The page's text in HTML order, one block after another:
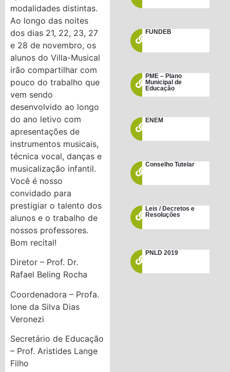
modalidades distintas.
Ao longo das noites
dos dias 21, 22, 23, 27
e 28 de novembro, os
alunos do Villa-Musical
irão compartilhar com
pouco do trabalho que
vem sendo
desenvolvido ao longo
do ano letivo com
apresentações de
instrumentos musicais,
técnica vocal, danças e
musicalização infantil.
Você é nosso
convidado para
prestigiar o talento dos
alunos e o trabalho de
nossos professores.
Bom recital!
Diretor – Prof. Dr.
Rafael Beling Rocha
Coordenadora – Profa.
Ione da Silva Dias
Veronezi
Secretário de Educação
– Prof. Aristides Lange
Filho
FUNDEB
PME – Plano
Municipal de
Educação
ENEM
Conselho Tutelar
Leis / Decretos e
Resoluções
PNLD 2019